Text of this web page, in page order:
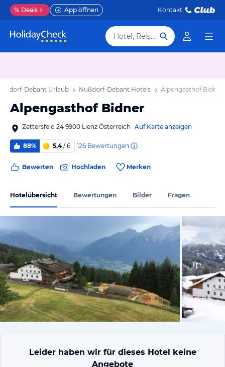
% Deals App öffnen Kontakt
Hotel, Reiseziel
Debant Urlaub Nußdorf-Debant Hotels Alpengasthof Bidner
Alpengasthof Bidner
Zettersfeld 24 9900 Lienz Österreich Auf Karte anzeigen
88% 5,4/ 6 126 Bewertungen
Bewerten Hochladen Merken
Hotelübersicht Bewertungen Bilder Fragen
von Elke,
Leider haben wir für dieses Hotel keine
Angebote